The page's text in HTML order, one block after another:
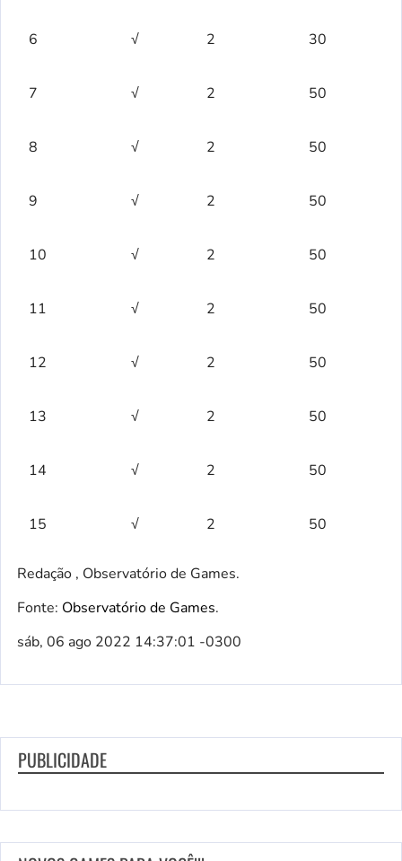
6 √ 2 30
7 √ 2 50
8 √ 2 50
9 √ 2 50
10 √ 2 50
11 √ 2 50
12 √ 2 50
13 √ 2 50
14 √ 2 50
15 √ 2 50
Redação , Observatório de Games.
Fonte: Observatório de Games.
sáb, 06 ago 2022 14:37:01 -0300
PUBLICIDADE